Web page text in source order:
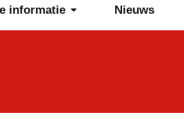
informatie Nieuws